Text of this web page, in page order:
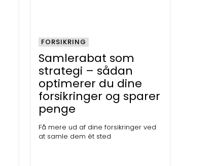
Samlerabat som
strategi – sådan
optimerer du dine
forsikringer og sparer
penge
Få mere ud af dine forsikringer ved
at samle dem ét sted
FORSIKRING